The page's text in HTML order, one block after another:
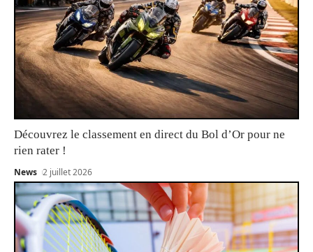
Découvrez le classement en direct du Bol d’Or pour ne
rien rater !
News 2 juillet 2026